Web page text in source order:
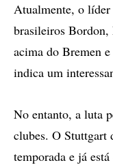
Atualmente, o líder
brasileiros
acima do Bremen
indica um
No entanto, a luta
clubes. O Stuttgart
temporada e já